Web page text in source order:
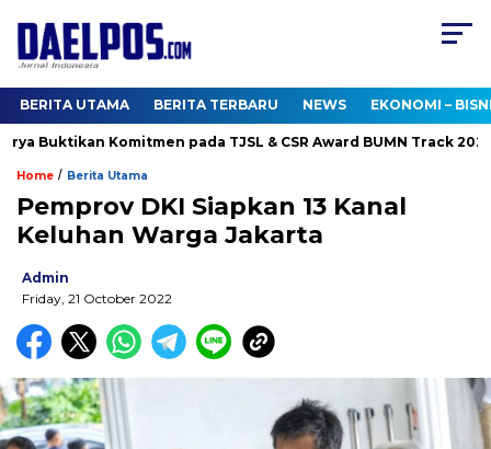
BERITA UTAMA BERITA TERBARU NEWS EKONOMI –
Komitmen pada TJSL & CSR Award BUMN Track 2026
Home / Berita Utama
Pemprov DKI Siapkan 13 Kanal
Keluhan Warga Jakarta
Admin
Friday, 21 October 2022